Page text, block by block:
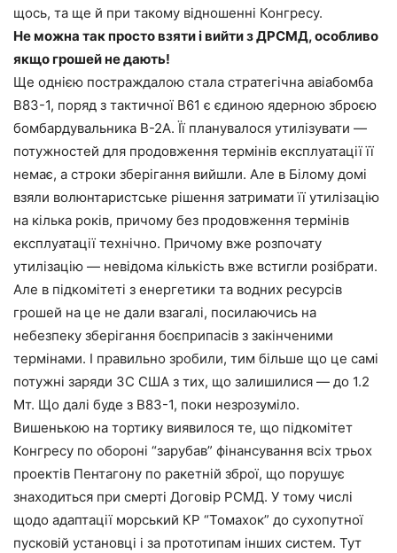
щось, та ще й при такому відношенні Конгресу.
Не можна так просто взяти і вийти з ДРСМД, особливо
якщо грошей не дають!
Ще однією постраждалою стала стратегічна авіабомба
В83-1, поряд з тактичної В61 є єдиною ядерною зброєю
бомбардувальника В-2А. Її планувалося утилізувати —
потужностей для продовження термінів експлуатації її
немає, а строки зберігання вийшли. Але в Білому домі
взяли волюнтаристське рішення затримати її утилізацію
на кілька років, причому без продовження термінів
експлуатації технічно. Причому вже розпочату
утилізацію — невідома кількість вже встигли розібрати.
Але в підкомітеті з енергетики та водних ресурсів
грошей на це не дали взагалі, посилаючись на
небезпеку зберігання боєприпасів з закінченими
термінами. І правильно зробили, тим більше що це самі
потужні заряди ЗС США з тих, що залишилися — до 1.2
Мт. Що далі буде з В83-1, поки незрозуміло.
Вишенькою на тортику виявилося те, що підкомітет
Конгресу по обороні “зарубав” фінансування всіх трьох
проектів Пентагону по ракетній зброї, що порушує
знаходиться при смерті Договір РСМД. У тому числі
щодо адаптації морський КР “Томахок” до сухопутної
пусковій установці і за прототипам інших систем. Тут